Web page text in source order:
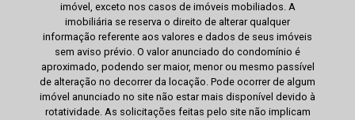
imóvel, exceto nos casos de imóveis mobiliados. A
imobiliária se reserva o direito de alterar qualquer
informação referente aos valores e dados de seus imóveis
sem aviso prévio. O valor anunciado do condomínio é
aproximado, podendo ser maior, menor ou mesmo passível
de alteração no decorrer da locação. Pode ocorrer de algum
imóvel anunciado no site não estar mais disponível devido à
rotatividade. As solicitações feitas pelo site não implicam